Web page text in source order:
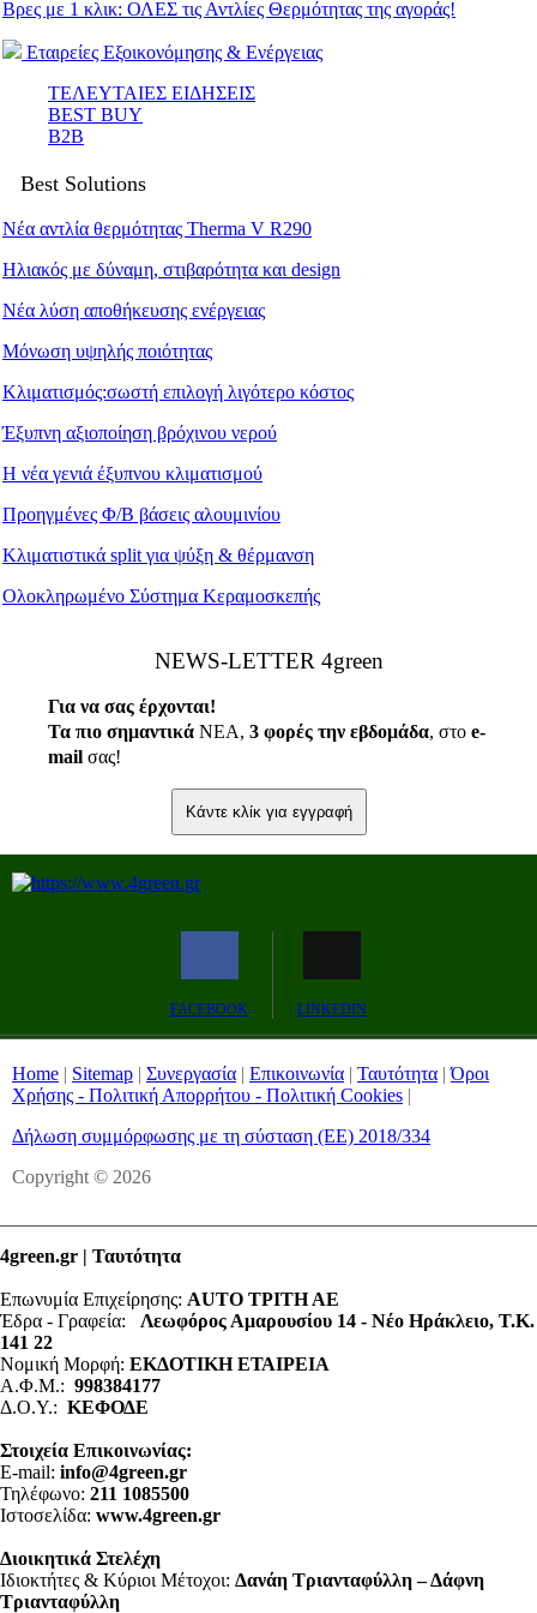
Βρες με 1 κλικ: ΟΛΕΣ τις Αντλίες Θερμότητας της αγοράς!
Εταιρείες Εξοικονόμησης & Ενέργειας
ΤΕΛΕΥΤΑΙΕΣ ΕΙΔΗΣΕΙΣ
BEST BUY
B2B
Best Solutions
Νέα αντλία θερμότητας Therma V R290
Ηλιακός με δύναμη, στιβαρότητα και design
Νέα λύση αποθήκευσης ενέργειας
Μόνωση υψηλής ποιότητας
Κλιματισμός:σωστή επιλογή λιγότερο κόστος
Έξυπνη αξιοποίηση βρόχινου νερού
Η νέα γενιά έξυπνου κλιματισμού
Προηγμένες Φ/Β βάσεις αλουμινίου
Κλιματιστικά split για ψύξη & θέρμανση
Ολοκληρωμένο Σύστημα Κεραμοσκεπής
ΝEWS-LETTER 4green
Για να σας έρχονται!
Τα πιο σημαντικά ΝΕΑ, 3 φορές την εβδομάδα, στο e-
mail σας!
Κάντε κλίκ για εγγραφή
FACEBOOK LINKEDIN
Home | Sitemap | Συνεργασία | Επικοινωνία | Ταυτότητα |Όροι
Χρήσης - Πολιτική Απορρήτου - Πολιτική Cookies |
Δήλωση συμμόρφωσης με τη σύσταση (ΕΕ) 2018/334
Copyright © 2026
4green.gr | Ταυτότητα
Επωνυμία Επιχείρησης: AUTO ΤΡΙΤΗ ΑΕ
Έδρα - Γραφεία: Λεωφόρος Αμαρουσίου 14 - Νέο Ηράκλειο, Τ.Κ.
141 22
Νομική Μορφή: ΕΚΔΟΤΙΚΗ ΕΤΑΙΡΕΙΑ
Α.Φ.Μ.: 998384177
Δ.Ο.Υ.: ΚΕΦΟΔΕ
Στοιχεία Επικοινωνίας:
E-mail: info@4green.gr
Τηλέφωνο: 211 1085500
Ιστοσελίδα: www.4green.gr
Διοικητικά Στελέχη
Ιδιοκτήτες & Κύριοι Μέτοχοι: Δανάη Τριανταφύλλη – Δάφνη
Τριανταφύλλη